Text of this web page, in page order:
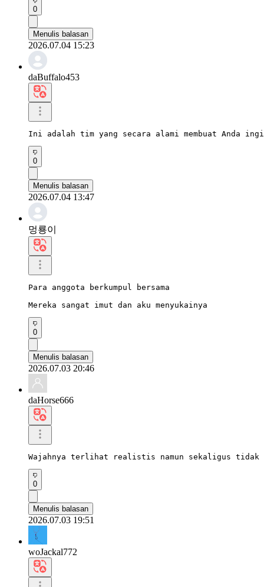
0
Menulis balasan
2026.07.04 15:23
daBuffalo453
Ini adalah tim yang secara alami membuat Anda
0
Menulis balasan
2026.07.04 13:47
멍룡이
Para anggota berkumpul bersama
Mereka sangat imut dan aku menyukainya
0
Menulis balasan
2026.07.03 20:46
daHorse666
Wajahnya terlihat realistis namun sekaligus tidak
0
Menulis balasan
2026.07.03 19:51
woJackal772